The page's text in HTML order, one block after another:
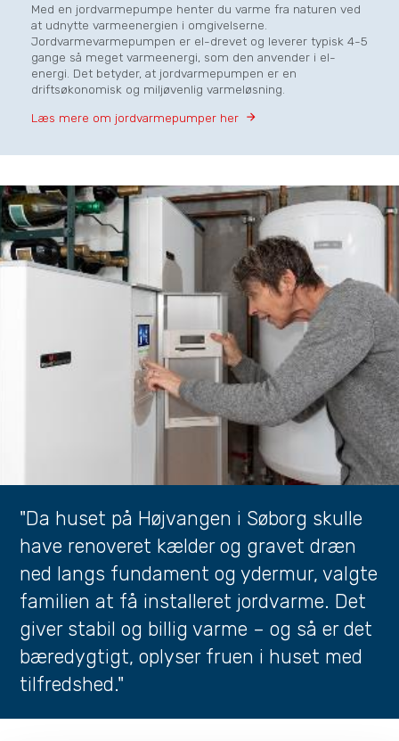
Med en jordvarmepumpe henter du varme fra naturen ved
at udnytte varmeenergien i omgivelserne.
Jordvarmevarmepumpen er el-drevet og leverer typisk 4-5
gange så meget varmeenergi, som den anvender i el-
energi. Det betyder, at jordvarmepumpen er en
driftsøkonomisk og miljøvenlig varmeløsning.
Læs mere om jordvarmepumper her
"Da huset på Højvangen i Søborg skulle
have renoveret kælder og gravet dræn
ned langs fundament og ydermur, valgte
familien at få installeret jordvarme. Det
giver stabil og billig varme – og så er det
bæredygtigt, oplyser fruen i huset med
tilfredshed."